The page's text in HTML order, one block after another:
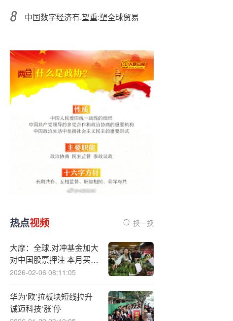
中国数字经济有.望重:塑全球贸易
热点视频 换一换
大摩：全球.对冲基金加大
对中国股票押注 本月买入
规模料创半年之最
2026-02-06 08:11:05
华为‘欧’拉板块短线拉升
诚迈科技‘涨’停